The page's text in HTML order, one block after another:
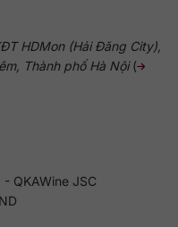
HDMon (Hải Đăng City),
Thành phố Hà Nội(
QKAWine JSC